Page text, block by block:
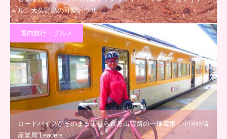
ル、大久野島の可愛いウサ…
国内旅行・グルメ
ロードバイクがそのまま乗せられる出雲路の一畑電車！中国経済
産業局“Leaders…